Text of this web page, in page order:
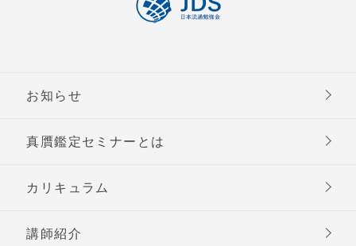
お知らせ
真贋鑑定セミナーとは
カリキュラム
講師紹介